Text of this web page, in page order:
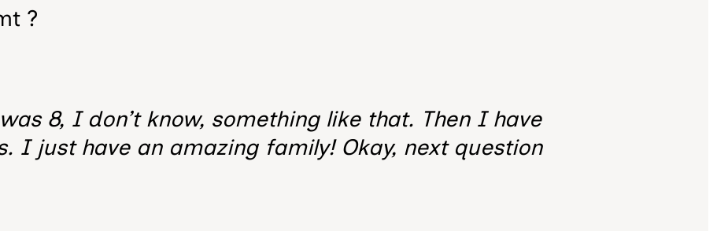
?
8, I don’t know, something like that. Then I have
I just have an amazing family! Okay, next question